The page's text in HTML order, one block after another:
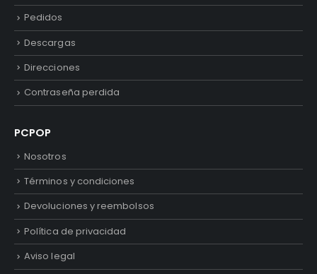
Pedidos
Descargas
Direcciones
Contraseña perdida
PCPOP
Nosotros
Términos y condiciones
Devoluciones y reembolsos
Política de privacidad
Aviso legal